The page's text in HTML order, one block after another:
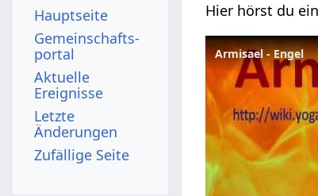
Hier hörst du
Armisael - Engel
Hauptseite
Gemeinschafts­
portal
Aktuelle
Ereignisse
Letzte
Änderungen
Zufällige Seite